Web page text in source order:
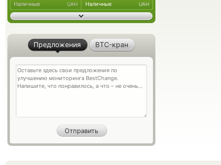
Наличные UAH Наличные UAH
Предложения BTC-кран